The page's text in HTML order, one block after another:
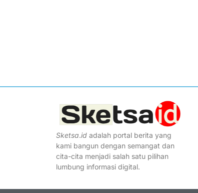
Sketsa.id adalah portal berita yang
kami bangun dengan semangat dan
cita-cita menjadi salah satu pilihan
lumbung informasi digital.